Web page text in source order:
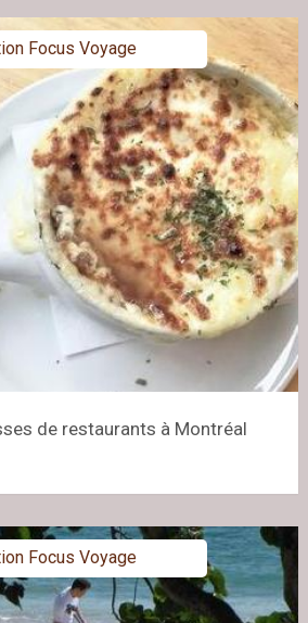
Focus Voyage
de restaurants à Montréal
Focus Voyage